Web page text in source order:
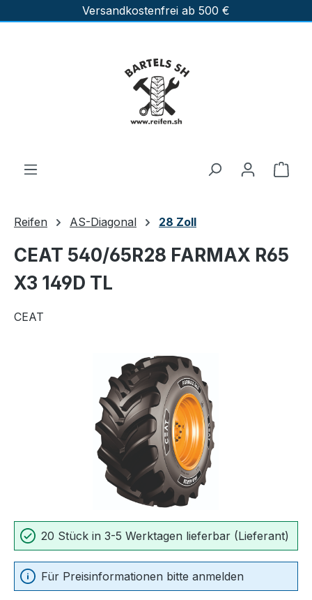
Zum Hauptinhalt springenVersandkostenfrei ab 500 €
Reifen AS-Diagonal 28 Zoll
CEAT 540/65R28 FARMAX R65
X3 149D TL
CEAT
Bildergalerie überspringen
20 Stück in 3-5 Werktagen lieferbar (Lieferant)
Für Preisinformationen bitte anmelden